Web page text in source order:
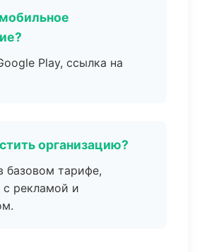
Play, ссылка на
организацию?
базовом тарифе,
рекламой и